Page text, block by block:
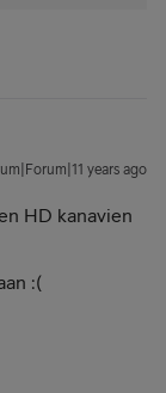
years ago
HD kanavien
:(